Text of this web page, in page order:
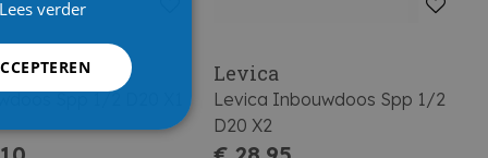
Spp 1/2 D20 X1
Levica
Levica Inbouwdoos Spp 1/2
D20 X2
Lees verder